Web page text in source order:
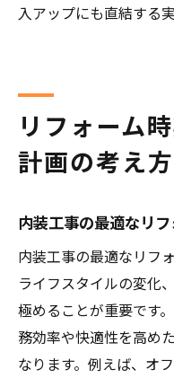
入アップにも直結する
リフォーム
計画の考え方
内装工事の最適なリ
内装工事の最適なリフ
ライフスタイルの変化
極めることが重要です
務効率や快適性を高め
なります。例えば、オ